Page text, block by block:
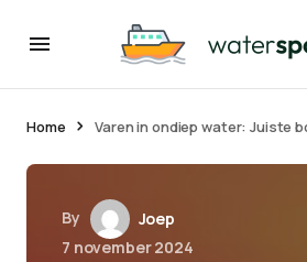
Home Varen in ondiep water: Juiste
By
Joep
7 november 2024